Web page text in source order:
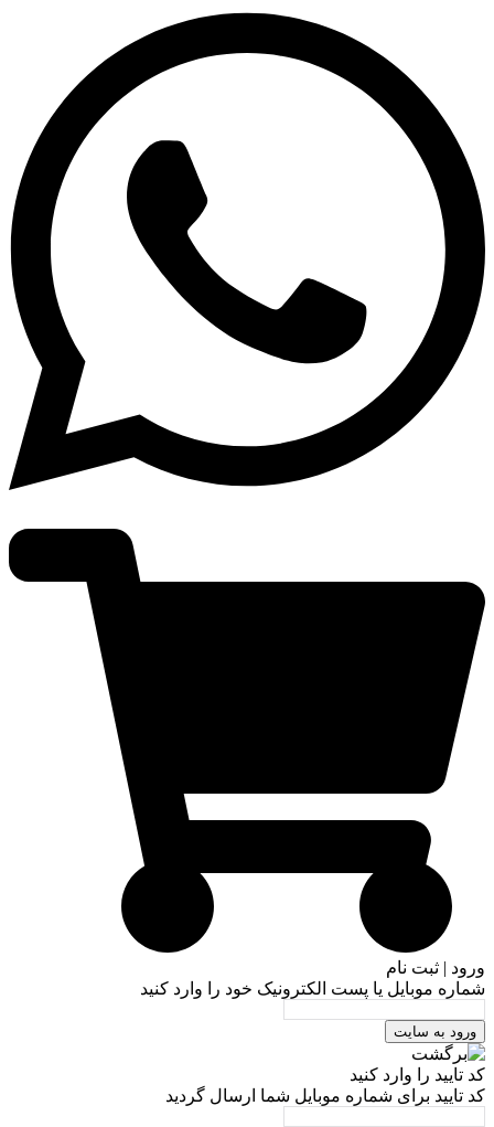
ورود | ثبت نام
شماره موبایل یا پست الکترونیک خود را وارد کنید
ورود به سایت
کد تایید را وارد کنید
کد تایید برای شماره موبایل شما ارسال گردید